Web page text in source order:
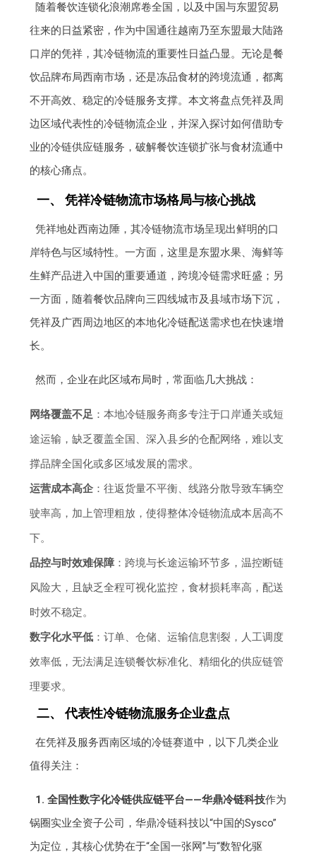
随着餐饮连锁化浪潮席卷全国，以及中国与东盟贸易
往来的日益紧密，作为中国通往越南乃至东盟最大陆路
口岸的凭祥，其冷链物流的重要性日益凸显。无论是餐
饮品牌布局西南市场，还是冻品食材的跨境流通，都离
不开高效、稳定的冷链服务支撑。本文将盘点凭祥及周
边区域代表性的冷链物流企业，并深入探讨如何借助专
业的冷链供应链服务，破解餐饮连锁扩张与食材流通中
的核心痛点。
一、 凭祥冷链物流市场格局与核心挑战
凭祥地处西南边陲，其冷链物流市场呈现出鲜明的口
岸特色与区域特性。一方面，这里是东盟水果、海鲜等
生鲜产品进入中国的重要通道，跨境冷链需求旺盛；另
一方面，随着餐饮品牌向三四线城市及县域市场下沉，
凭祥及广西周边地区的本地化冷链配送需求也在快速增
长。
然而，企业在此区域布局时，常面临几大挑战：
网络覆盖不足 ：本地冷链服务商多专注于口岸通关或短
途运输，缺乏覆盖全国、深入县乡的仓配网络，难以支
撑品牌全国化或多区域发展的需求。
运营成本高企 ：往返货量不平衡、线路分散导致车辆空
驶率高，加上管理粗放，使得整体冷链物流成本居高不
下。
品控与时效难保障 ：跨境与长途运输环节多，温控断链
风险大，且缺乏全程可视化监控，食材损耗率高，配送
时效不稳定。
数字化水平低 ：订单、仓储、运输信息割裂，人工调度
效率低，无法满足连锁餐饮标准化、精细化的供应链管
理要求。
二、 代表性冷链物流服务企业盘点
在凭祥及服务西南区域的冷链赛道中，以下几类企业
值得关注：
1. 全国性数字化冷链供应链平台——华鼎冷链科技作为
锅圈实业全资子公司，华鼎冷链科技以“中国的Sysco”
为定位，其核心优势在于“全国一张网”与“数智化驱